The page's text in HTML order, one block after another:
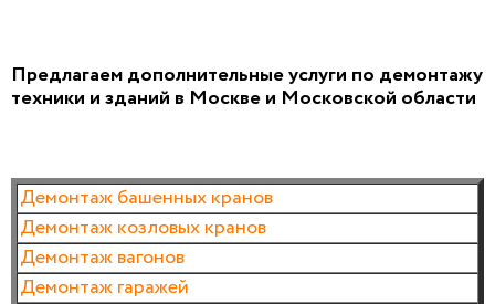
Предлагаем дополнительные услуги по демонтажу
техники и зданий в Москве и Московской области
Демонтаж башенных кранов
Демонтаж козловых кранов
Демонтаж вагонов
Демонтаж гаражей